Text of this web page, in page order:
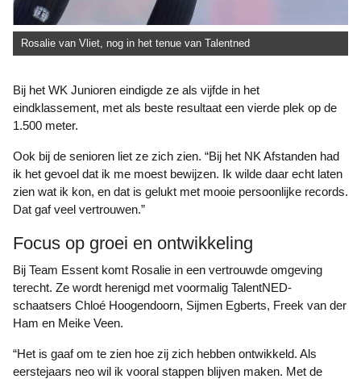
Rosalie van Vliet, nog in het tenue van Talentned
Bij het WK Junioren eindigde ze als vijfde in het
eindklassement, met als beste resultaat een vierde plek op de
1.500 meter.
Ook bij de senioren liet ze zich zien. “Bij het NK Afstanden had
ik het gevoel dat ik me moest bewijzen. Ik wilde daar echt laten
zien wat ik kon, en dat is gelukt met mooie persoonlijke records.
Dat gaf veel vertrouwen.”
Focus op groei en ontwikkeling
Bij Team Essent komt Rosalie in een vertrouwde omgeving
terecht. Ze wordt herenigd met voormalig TalentNED-
schaatsers Chloé Hoogendoorn, Sijmen Egberts, Freek van der
Ham en Meike Veen.
“Het is gaaf om te zien hoe zij zich hebben ontwikkeld. Als
eerstejaars neo wil ik vooral stappen blijven maken. Met de